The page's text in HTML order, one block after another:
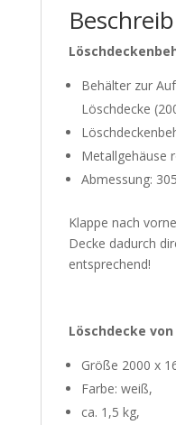
Behälter zur
Löschdecke
Metallgehäuse
Abmessung:
Klappe nach
Decke dadurch
entsprechend!
Löschdecke von
Größe 2000 x
Farbe: weiß,
ca. 1,5 kg,